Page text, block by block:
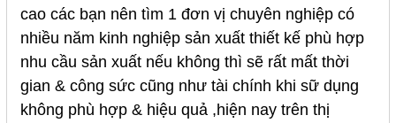
cao các bạn nên tìm 1 đơn vị chuyên nghiệp có
nhiều năm kinh nghiệp sản xuất thiết kế phù hợp
nhu cầu sản xuất nếu không thì sẽ rất mất thời
gian & công sức cũng như tài chính khi sữ dụng
không phù hợp & hiệu quả ,hiện nay trên thị